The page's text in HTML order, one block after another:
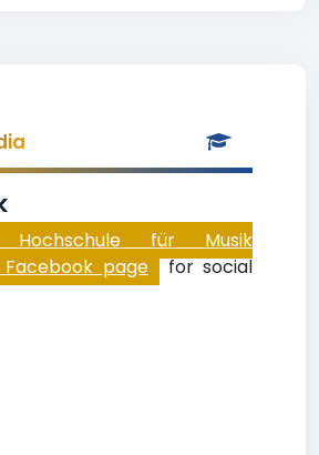
Hochschule für Musik
Facebook page for social